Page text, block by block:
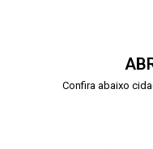
Confira abaixo